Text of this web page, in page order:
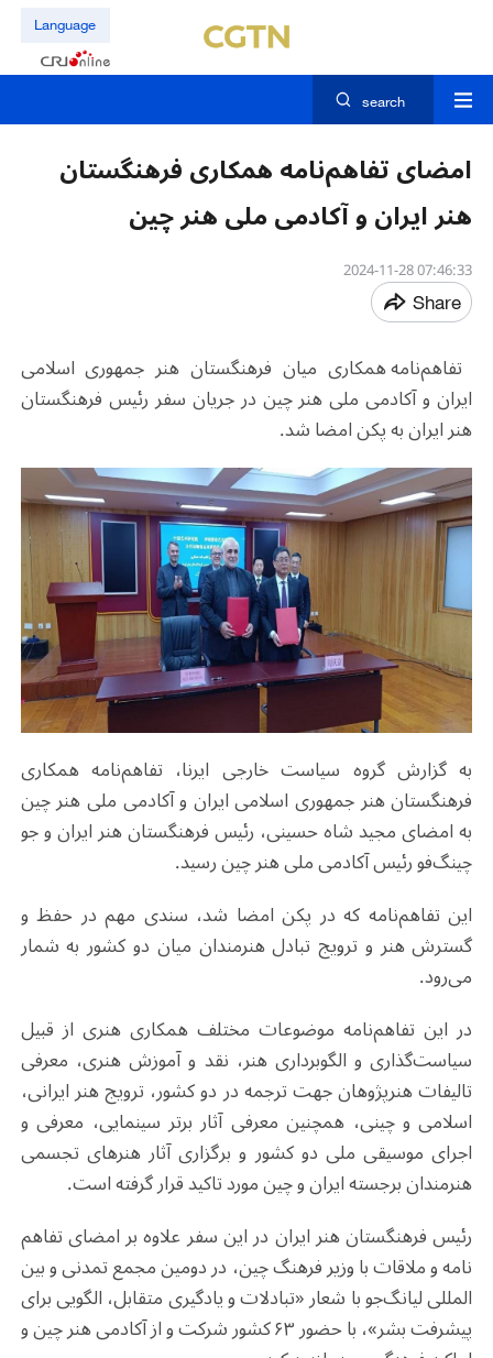
Language
search
امضای تفاهم‌نامه همکاری فرهنگستان
هنر ایران و آکادمی ملی هنر چین
07:46:33 2024-11-28
Share
تفاهم‌نامه همکاری میان فرهنگستان هنر جمهوری اسلامی
ایران و آکادمی ملی هنر ‌چین در جریان سفر رئیس فرهنگستان
هنر ایران به پکن امضا شد.
به گزارش گروه سیاست خارجی ایرنا، تفاهم‌نامه همکاری
فرهنگستان هنر جمهوری اسلامی ایران و آکادمی ملی هنر ‌چین
به امضای مجید شاه حسینی، رئیس فرهنگستان هنر ایران و جو
چینگ‌فو رئیس آکادمی ملی هنر ‌چین رسید.
این تفاهم‌نامه که در پکن امضا شد، سندی مهم در حفظ و
گسترش هنر و ترویج تبادل هنرمندان میان دو کشور به شمار
می‌رود.
در این تفاهم‌نامه موضوعات مختلف همکاری هنری از قبیل
سیاست‌گذاری و الگوبرداری هنر، نقد و آموزش هنری، معرفی
تالیفات هنرپژوهان جهت ترجمه در دو کشور، ترویج هنر ایرانی،
اسلامی و چینی، همچنین معرفی آثار برتر سینمایی، معرفی و
اجرای موسیقی ملی دو کشور و برگزاری آثار هنرهای تجسمی
هنرمندان برجسته ایران و چین مورد تاکید قرار گرفته است.
رئیس فرهنگستان هنر ایران در این سفر علاوه بر امضای تفاهم
نامه و ملاقات با وزیر فرهنگ چین، در دومین مجمع تمدنی و بین
المللی لیانگ‌جو با شعار «تبادلات و یادگیری متقابل، الگویی برای
پیشرفت بشر»، با حضور ۶۳ کشور شرکت و از آکادمی هنر چین و